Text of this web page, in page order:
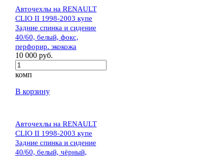
Авточехлы на RENAULT
CLIO II 1998-2003 купе
Задние спинка и сидение
40/60, белый, фокс,
перфорир. экокожа
10 000 руб.
комп
В корзину
Авточехлы на RENAULT
CLIO II 1998-2003 купе
Задние спинка и сидение
40/60, белый, чёрный,